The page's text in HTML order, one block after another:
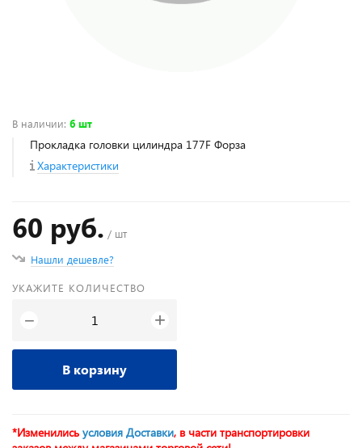
В наличии: 6 шт
Прокладка головки цилиндра 177F Форза
Характеристики
60 руб. / шт
Нашли дешевле?
УКАЖИТЕ КОЛИЧЕСТВО
− +
В корзину
*Изменились условия Доставки, в части транспортировки